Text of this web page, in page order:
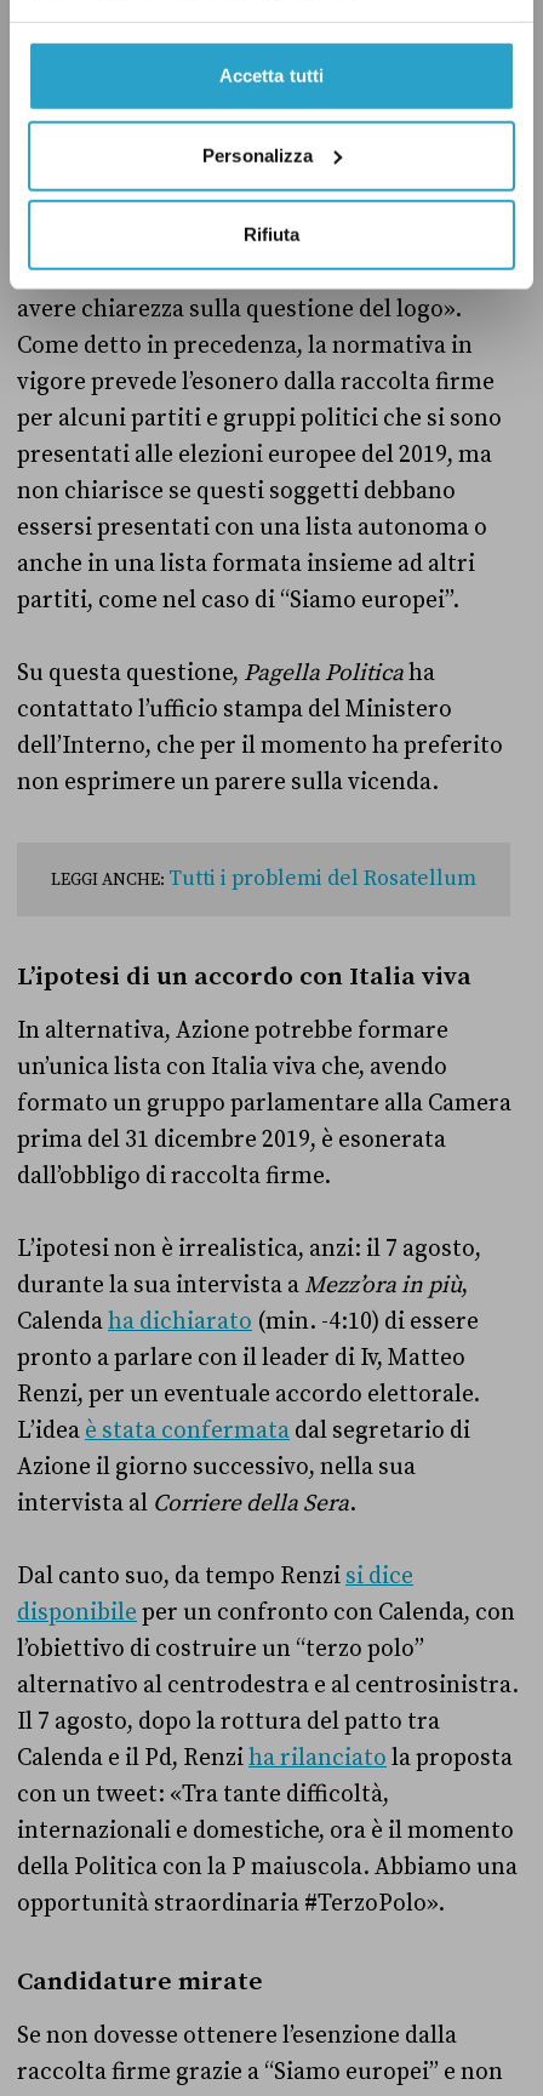
Accetta tutti
Personalizza
Rifiuta
gli altri lo stesso Calenda come eurodeputato.
Ci sono però alcuni dubbi sulla possibilità che
Azione venga esonerata dalla raccolta firme
grazie a questo collegamento con “Siamo
europei”: l’8 agosto, lo stesso leader di Azione,
Corriere della Sera
che uno dei suoi obiettivi sarà «cercare di
avere chiarezza sulla questione del logo».
Come detto in precedenza, la normativa in
vigore prevede l’esonero dalla raccolta firme
per alcuni partiti e gruppi politici che si sono
presentati alle elezioni europee del 2019, ma
non chiarisce se questi soggetti debbano
essersi presentati con una lista autonoma o
anche in una lista formata insieme ad altri
partiti, come nel caso di “Siamo europei”.
Su questa questione, Pagella Politicaha
contattato l’ufficio stampa del Ministero
dell’Interno, che per il momento ha preferito
non esprimere un parere sulla vicenda.
LEGGI ANCHE: Tutti i problemi del Rosatellum
L’ipotesi di un accordo con Italia viva
In alternativa, Azione potrebbe formare
un’unica lista con Italia viva che, avendo
formato un gruppo parlamentare alla Camera
prima del 31 dicembre 2019, è esonerata
dall’obbligo di raccolta firme.
L’ipotesi non è irrealistica, anzi: il 7 agosto,
durante la sua intervista a Mezz’ora in più,
Calendaha dichiarato (min. -4:10) di essere
pronto a parlare con il leader di Iv, Matteo
Renzi, per un eventuale accordo elettorale.
L’idea è stata confermata dal segretario di
Azione il giorno successivo, nella sua
intervista al Corriere della Sera.
Dal canto suo, da tempo Renzi si dice
disponibile per un confronto con Calenda, con
l’obiettivo di costruire un “terzo polo”
alternativo al centrodestra e al centrosinistra.
Il 7 agosto, dopo la rottura del patto tra
Calenda e il Pd, Renziha rilanciato la proposta
con un tweet: «Tra tante difficoltà,
internazionali e domestiche, ora è il momento
della Politica con la P maiuscola. Abbiamo una
opportunità straordinaria #TerzoPolo».
Candidature mirate
Se non dovesse ottenere l’esenzione dalla
raccolta firme grazie a “Siamo europei” e non